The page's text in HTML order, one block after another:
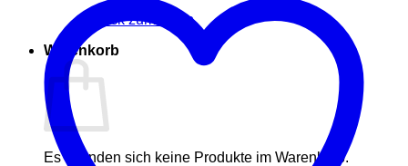
Zurück zum Shop
Warenkorb
Es befinden sich keine Produkte im Warenkorb.